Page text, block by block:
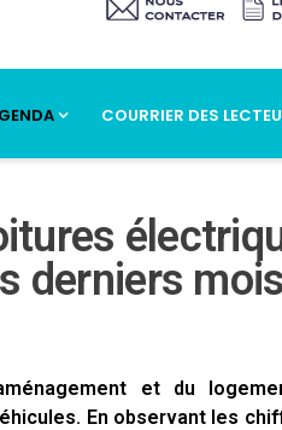
COURRIER DES
derniers mois
et du
En observant les